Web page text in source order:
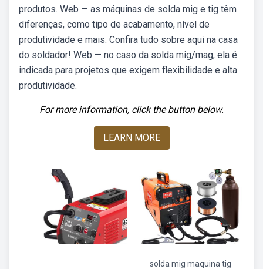
produtos. Web — as máquinas de solda mig e tig têm
diferenças, como tipo de acabamento, nível de
produtividade e mais. Confira tudo sobre aqui na casa
do soldador! Web — no caso da solda mig/mag, ela é
indicada para projetos que exigem flexibilidade e alta
produtividade.
For more information, click the button below.
LEARN MORE
solda mig maquina tig